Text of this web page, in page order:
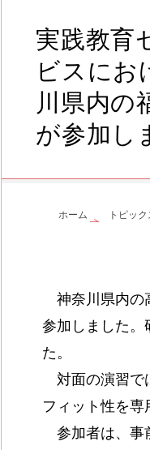
実践教育
ビスにお
川県内の
が参加し
ホーム トピック
神奈川県内の
参加しました。
た。
対面の演習で
フィット性を専
参加者は、事